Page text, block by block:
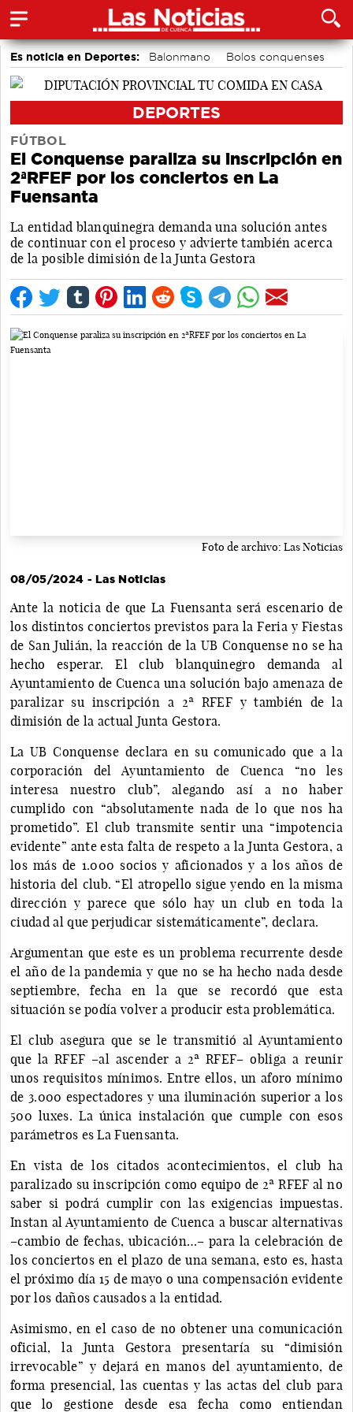
Es noticia en Deportes: Balonmano
Bolos conquenses
Fútbol
DEPORTES
FÚTBOL
El Conquense paraliza su inscripción en
2ªRFEF por los conciertos en La
Fuensanta
La entidad blanquinegra demanda una solución antes
de continuar con el proceso y advierte también acerca
de la posible dimisión de la Junta Gestora
Foto de archivo: Las Noticias
08/05/2024 - Las Noticias
Ante la noticia de que La Fuensanta será escenario de
los distintos conciertos previstos para la Feria y Fiestas
de San Julián, la reacción de la UB Conquense no se ha
hecho esperar. El club blanquinegro demanda al
Ayuntamiento de Cuenca una solución bajo amenaza de
paralizar su inscripción a 2ª RFEF y también de la
dimisión de la actual Junta Gestora.
La UB Conquense declara en su comunicado que a la
corporación del Ayuntamiento de Cuenca “no les
interesa nuestro club”, alegando así a no haber
cumplido con “absolutamente nada de lo que nos ha
prometido”. El club transmite sentir una “impotencia
evidente” ante esta falta de respeto a la Junta Gestora, a
los más de 1.000 socios y aficionados y a los años de
historia del club. “El atropello sigue yendo en la misma
dirección y parece que sólo hay un club en toda la
ciudad al que perjudicar sistemáticamente”, declara.
Argumentan que este es un problema recurrente desde
el año de la pandemia y que no se ha hecho nada desde
septiembre, fecha en la que se recordó que esta
situación se podía volver a producir esta problemática.
El club asegura que se le transmitió al Ayuntamiento
que la RFEF –al ascender a 2ª RFEF– obliga a reunir
unos requisitos mínimos. Entre ellos, un aforo mínimo
de 3.000 espectadores y una iluminación superior a los
500 luxes. La única instalación que cumple con esos
parámetros es La Fuensanta.
En vista de los citados acontecimientos, el club ha
paralizado su inscripción como equipo de 2ª RFEF al no
saber si podrá cumplir con las exigencias impuestas.
Instan al Ayuntamiento de Cuenca a buscar alternativas
–cambio de fechas, ubicación…– para la celebración de
los conciertos en el plazo de una semana, esto es, hasta
el próximo día 15 de mayo o una compensación evidente
por los daños causados a la entidad.
Asimismo, en el caso de no obtener una comunicación
oficial, la Junta Gestora presentaría su “dimisión
irrevocable” y dejará en manos del ayuntamiento, de
forma presencial, las cuentas y las actas del club para
que lo gestione desde esa fecha como entiendan